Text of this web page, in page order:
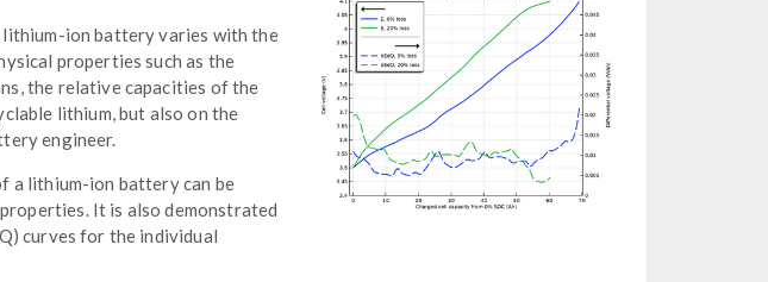
ion battery varies with the
properties such as the
the relative capacities of the
lithium, but also on the
engineer.
a lithium-ion battery can be
It is also demonstrated
curves for the individual